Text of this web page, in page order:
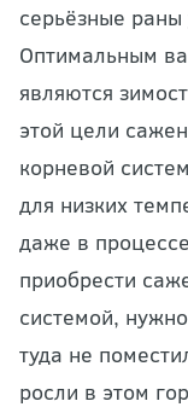
серьёзные
Оптимальным
являются
этой цели
корневой
для низких
даже в
приобрести
системой,
туда не
росли в этом